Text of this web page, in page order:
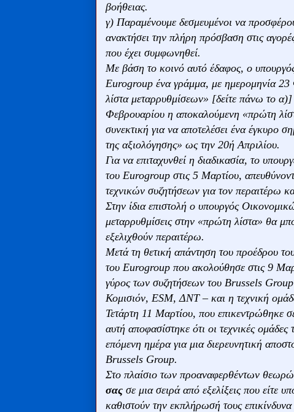
βοήθειας.
γ) Παραμένουμε δεσμευμένοι να
ανακτήσει την πλήρη πρόσβαση στις
που έχει συμφωνηθεί.
Με βάση το κοινό αυτό έδαφος, ο
Εurogroup ένα γράμμα, με ημερομηνία
λίστα μεταρρυθμίσεων» [δείτε πάνω το
Φεβρουαρίου η αποκαλούμενη «πρώτη
συνεκτική για να αποτελέσει ένα έγκυρο
της αξιολόγησης» ως την 20ή Απριλίου.
Για να επιταχυνθεί η διαδικασία, το
του Eurogroup στις 5 Μαρτίου,
τεχνικών συζητήσεων για τον περαιτέρω
Στην ίδια επιστολή ο υπουργός
μεταρρυθμίσεις στην «πρώτη λίστα» θα
εξελιχθούν περαιτέρω.
Μετά τη θετική απάντηση του προέδρου
του Eurogroup που ακολούθησε στις 9
γύρος των συζητήσεων του Brussels
Κομισιόν, ESM, ΔΝΤ – και η τεχνική
Τετάρτη 11 Μαρτίου, που επικεντρώθηκε
αυτή αποφασίστηκε ότι οι τεχνικές
επόμενη ημέρα για μια διερευνητική
Brussels Group.
Στο πλαίσιο των προαναφερθέντων θεωρώ
σας σε μια σειρά από εξελίξεις που είτε
καθιστούν την εκπλήρωσή τους